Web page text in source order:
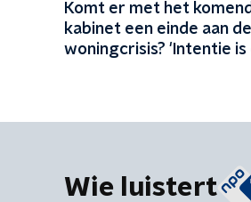
Komt er met het
kabinet een einde aan de
woningcrisis? 'Intentie is
Wie luistert